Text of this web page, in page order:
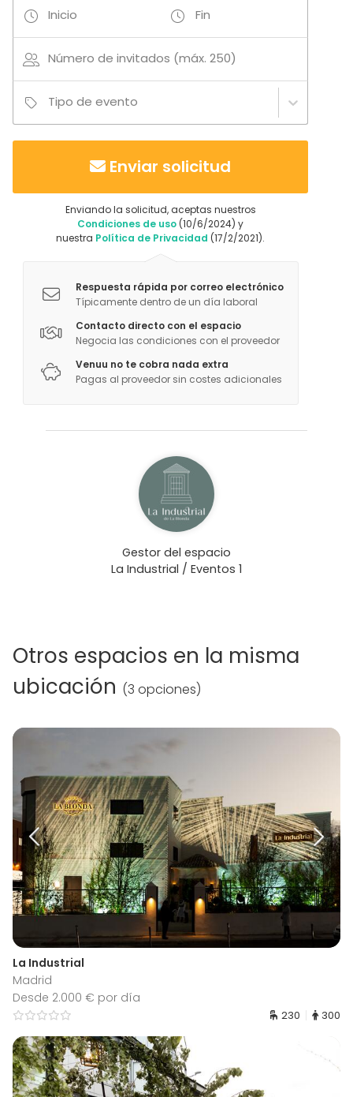
Más información sobre actividades
Clases de cócteles sí, pero de cocción no. Se
pueden realizar numerosas actividades
Inicio Fin
Número de invitados (máx. 250)
Tipo de evento
Enviar solicitud
Enviando la solicitud, aceptas nuestros
Condiciones de uso (10/6/2024) y
nuestra Política de Privacidad (17/2/2021).
Respuesta rápida por correo electrónico
Típicamente dentro de un día laboral
Contacto directo con el espacio
Negocia las condiciones con el proveedor
Venuu no te cobra nada extra
Pagas al proveedor sin costes adicionales
Gestor del espacio
La Industrial / Eventos 1
Otros espacios en la misma
ubicación (3 opciones)
La Industrial
Madrid
Desde 2.000 € por día
230 300